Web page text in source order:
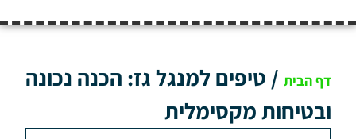
דף הבית / טיפים למנגל גז: הכנה נכונה
ובטיחות מקסימלית